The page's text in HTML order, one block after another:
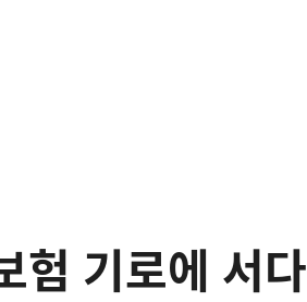
험 기로에 서다